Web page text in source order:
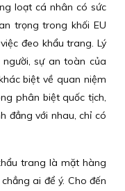
loạt cá nhân có sức
trọng trong khối EU
đeo khẩu trang. Lý
sự an toàn của
biệt về quan niệm
phân biệt quốc tịch,
đẳng với nhau, chỉ có
trang là mặt hàng
ai để ý. Cho đến